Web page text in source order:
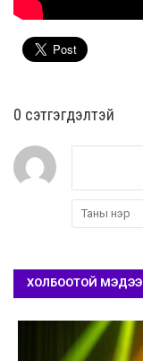
0 cэтгэгдэлтэй
ХОЛБООТОЙ МЭДЭЭ